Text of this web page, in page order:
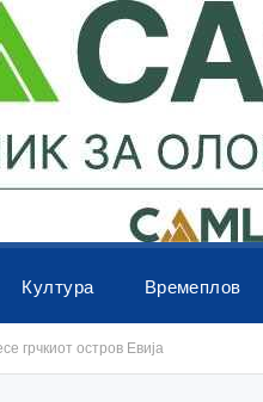
Култура Времеплов
грчкиот остров Евија